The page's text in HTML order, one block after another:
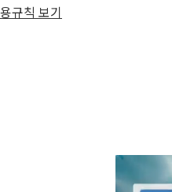
규칙 보기